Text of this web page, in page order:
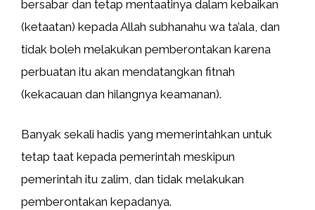
bersabar dan tetap mentaatinya dalam kebaikan
(ketaatan) kepada Allah subhanahu wa ta’ala, dan
tidak boleh melakukan pemberontakan karena
perbuatan itu akan mendatangkan fitnah
(kekacauan dan hilangnya keamanan).
Banyak sekali hadis yang memerintahkan untuk
tetap taat kepada pemerintah meskipun
pemerintah itu zalim, dan tidak melakukan
pemberontakan kepadanya.